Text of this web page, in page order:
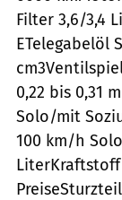
Filter 3,6/3,4
ETelegabelöl
0,22 bis 0,31
Solo/mit
100 km/h